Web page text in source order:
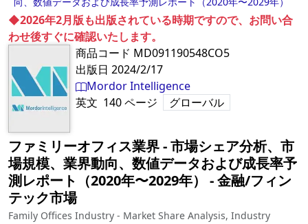
◆2026年2月版も出版されている時期ですので、お問い合
わせ後すぐに確認いたします。
商品コード MD091190548CO5
出版日 2024/2/17
Mordor Intelligence
英文 140ページ グローバル
ファミリーオフィス業界 - 市場シェア分析、市
場規模、業界動向、数値データおよび成長率予
測レポート（2020年〜2029年）
‐金融/フィン
テック市場
Family Offices Industry - Market Share Analysis, Industry